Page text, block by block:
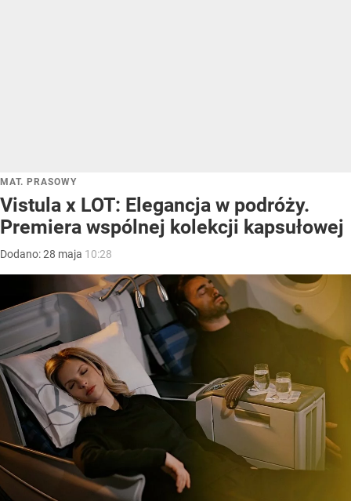
MAT. PRASOWY
Vistula x LOT: Elegancja w podróży.
Premiera wspólnej kolekcji kapsułowej
Dodano:28 maja 10:28